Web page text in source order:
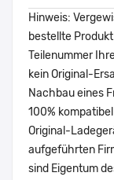
Hinweis:
bestellte
Teilenummer
kein Original-
Nachbau eines
100%
Original-
aufgeführten
sind Eigentum